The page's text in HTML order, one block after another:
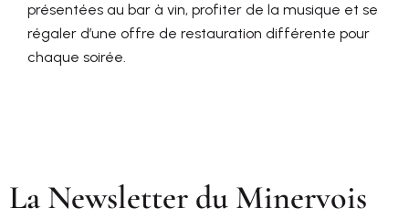
présentées au bar à vin, profiter de la musique et se
régaler d’une offre de restauration différente pour
chaque soirée.
La Newsletter du Minervois